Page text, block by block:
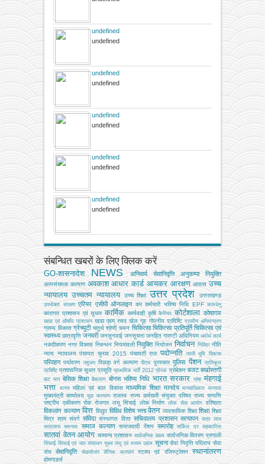
undefined
undefined
undefined
undefined
undefined
undefined
undefined
undefined
undefined
undefined
संबन्धित खबरों के लिए क्लिक करें
GO-शासनादेश NEWS अनिवार्य सेवानिवृत्ति अनुकम्पा नियुक्ति
अल्‍पसंख्‍यक कल्‍याण अवकाश आधार कार्ड आयकर आरक्षण आवास उच्च
न्यायालय उच्चतम न्यायालय उच्‍च शिक्षा उत्तर प्रदेश उत्तराखण्ड
उपभोक्‍ता संरक्षण एरियर एसीपी ऑनलाइन कर कर्मचारी भविष्य निधि EPF कामधेनु
कारागार प्रशासन एवं सुधार कार्मिक कार्यवाही कृषि कैरियर कोर्टशाला कोषागार
खाद्य एवं औषधि प्रशासन खाद्य एवम् रसद खेल गृह गोपनीय प्रविष्टि ग्रामीण अभियन्‍त्रण
ग्राम्य विकास ग्रेच्युटी चतुर्थ श्रेणी चयन चिकित्सा चिकित्सा प्रतिपूर्ति चिकित्‍सा एवं
स्वास्थ्य छात्रवृत्ति जनवरी जनसुनवाई जनसूचना जनहित गारण्टी अधिनियम धर्मार्थ कार्य
नकदीकरण नगर विकास निबन्‍धन नियमावली नियुक्ति नियोजन निर्वाचन निविदा नीति
न्याय न्यायालय पंचायत चुनाव 2015 पंचायती राज पदोन्नति परती भूमि विकास
परिवहन पर्यावरण पशुधन पिछड़ा वर्ग कल्‍याण पीएफ पुरस्कार पुलिस पेंशन
प्रतिकूल
प्रविष्टि प्रशासनिक सुधार प्रसूति प्राथमिक भर्ती 2012 प्रेरक प्रोबेशन बजट बर्खास्तगी
बाट माप बेसिक शिक्षा बैकलाग बोनस भविष्य निधि भारत सरकार भाषा मंहगाई
भत्ता
मत्‍स्‍य महिला एवं बाल विकास माध्यमिक शिक्षा मानदेय मानवाधिकार मान्यता
मुख्‍यमंत्री कार्यालय युवा कल्याण राजस्व राज्य कर्मचारी संयुक्त परिषद राज्य सम्पत्ति
राष्ट्रीय एकीकरण रोक रोजगार लघु सिंचाई लोक निर्माण लोक सेवा आयोग वरिष्ठता
विकलांग कल्याण वित्त विद्युत विविध विशेष भत्ता वेतन व्‍यवसायिक शिक्षा शिक्षा शिक्षा
मित्र श्रम संवर्ग संविदा संस्‍थागत वित्‍त सचिवालय प्रशासन सत्यापन सत्र लाभ
सत्रलाभ
समन्वय समाज कल्याण समाजवादी पेंशन समारोह सर्किल दर सहकारिता
सातवां वेतन आयोग सामान्य प्रशासन सार्वजनिक उद्यम सार्वजनिक वितरण प्रणाली
सिंचाई सिंचाई एवं जल संसाधन सूक्ष्म लघु एवं मध्यम उद्यम सूचना सेवा निवृत्ति परिलाभ सेवा
संघ
सेवानिवृत्ति सेवायोजन सैनिक कल्‍याण स्टाम्प एवं रजिस्ट्रेशन स्थानांतरण
होमगाडर्स